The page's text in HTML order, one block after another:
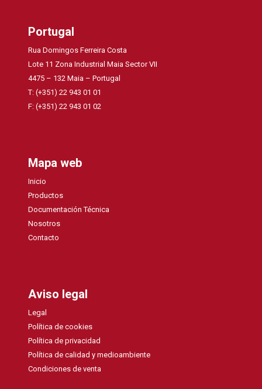
Portugal
Rua Domingos Ferreira Costa
Lote 11 Zona Industrial Maia Sector VII
4475 – 132 Maia – Portugal
T: (+351) 22 943 01 01
F: (+351) 22 943 01 02
Mapa web
Inicio
Productos
Documentación Técnica
Nosotros
Contacto
Aviso legal
Legal
Política de cookies
Política de privacidad
Política de calidad y medioambiente
Condiciones de venta